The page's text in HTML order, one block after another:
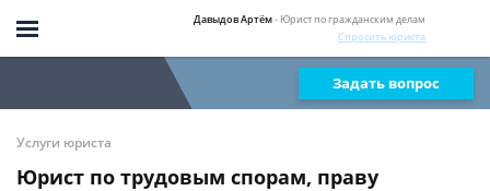
Давыдов Артём- Юрист по гражданским делам
Спросить юриста
Задать вопрос
Услуги юриста
Юрист по трудовым спорам, праву